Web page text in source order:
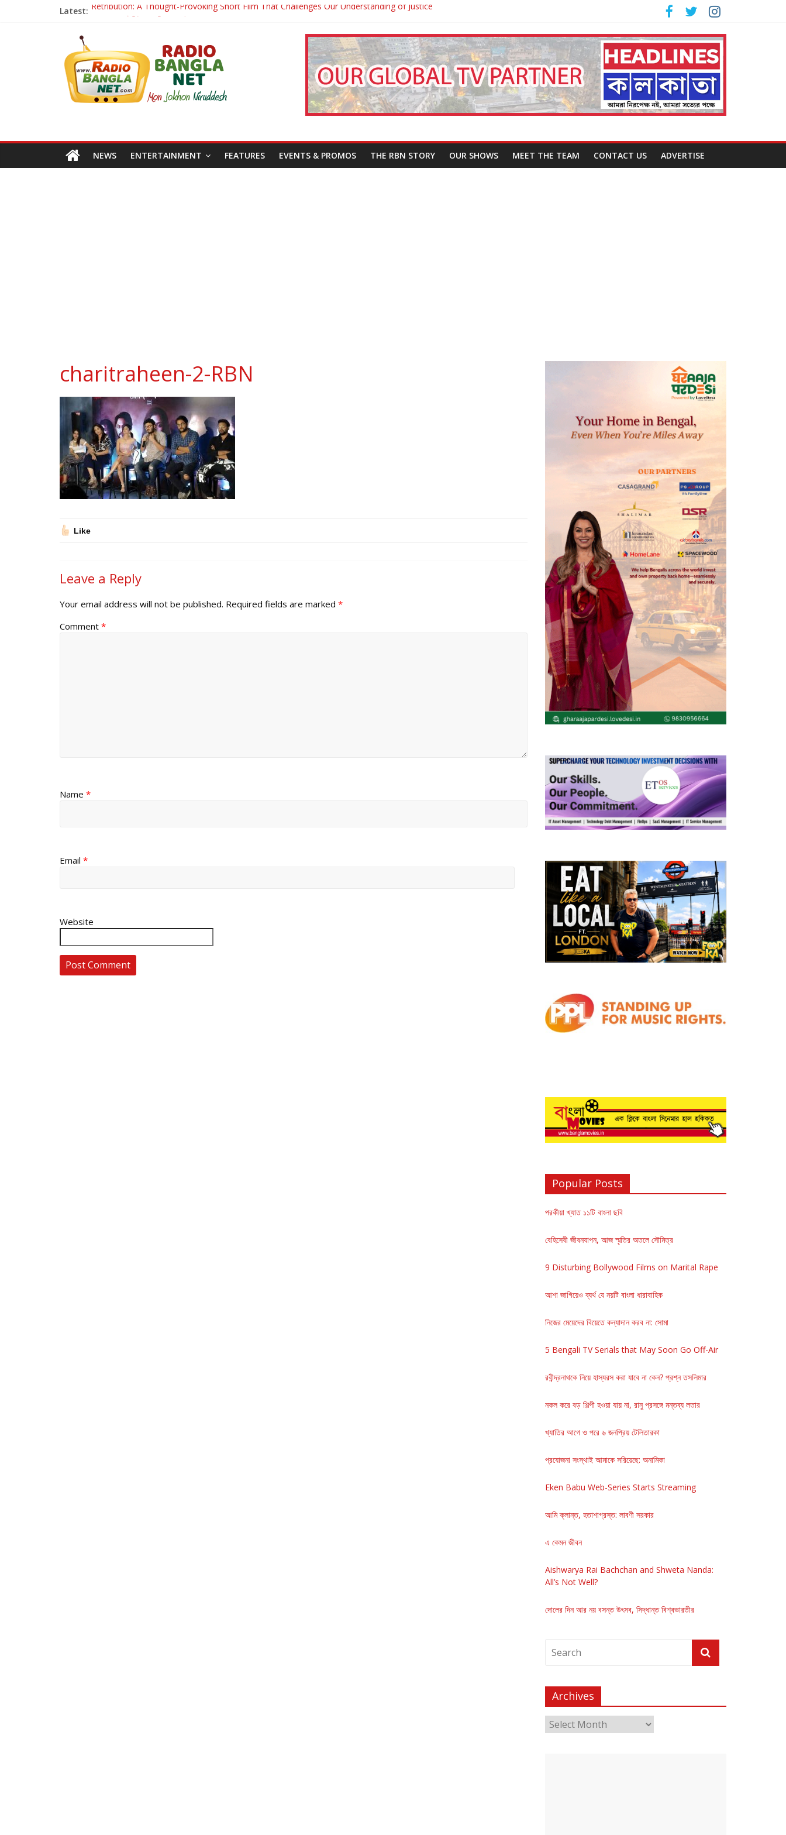
Latest: Retribution: A Thought-Provoking Short Film That Challenges Our Understanding of Justice
কলের গান থেকে রীলস্ — বাঙালির গান শোনার বিবর্তনের গল্প
জগন্নাথমঙ্গলম্ — বাংলায় প্রথমবার মঞ্চে এবার রথযাত্রার উদযাপন
NEWS ENTERTAINMENT FEATURES EVENTS & PROMOS THE RBN STORY OUR SHOWS MEET THE TEAM CONTACT US ADVERTISE
charitraheen-2-RBN
Like
Leave a Reply
Your email address will not be published. Required fields are marked *
Comment *
Name *
Email *
Website
Popular Posts
পরকীয়া খ্যাত ১১টি বাংলা ছবি
বেহিসেবী জীবনযাপন, আজ স্মৃতির অতলে সৌমিত্র
9 Disturbing Bollywood Films on Marital Rape
আশা জাগিয়েও ব্যর্থ যে নয়টি বাংলা ধারাবাহিক
নিজের মেয়েদের বিয়েতে কন্যাদান করব না: সোমা
5 Bengali TV Serials that May Soon Go Off-Air
রবীন্দ্রনাথকে নিয়ে হাস্যরস করা যাবে না কেন? প্রশ্ন তসলিমার
নকল করে বড় শিল্পী হওয়া যায় না, রানু প্রসঙ্গে মন্তব্য লতার
খ্যাতির আগে ও পরে ৬ জনপ্রিয় টেলিতারকা
প্রযোজনা সংস্থাই আমাকে সরিয়েছে: অনামিকা
Eken Babu Web-Series Starts Streaming
আমি ক্লান্ত, হতাশাগ্রস্ত: লাবণী সরকার
এ কেমন জীবন
Aishwarya Rai Bachchan and Shweta Nanda:
All’s Not Well?
দোলের দিন আর নয় বসন্ত উৎসব, সিদ্ধান্ত বিশ্বভারতীর
Archives